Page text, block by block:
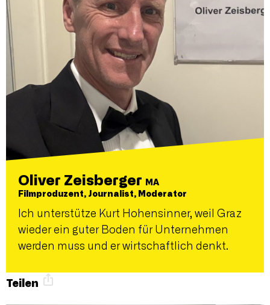
Oliver Zeisberger
MA
Filmproduzent, Journalist, Moderator
Ich unterstütze Kurt Hohensinner, weil Graz
wieder ein guter Boden für Unternehmen
werden muss und er wirtschaftlich denkt.
Teilen